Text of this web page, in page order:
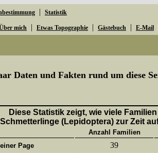
| Statistik
mich | Etwas Topographie | Gästebuch | E-Mail
Daten und Fakten rund um diese
Diese Statistik zeigt, wie viele
Schmetterlinge (Lepidoptera) zur Zeit
Anzahl Familien
Page
39